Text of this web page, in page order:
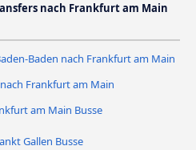
nach Frankfurt am Main
Baden nach Frankfurt am Main
Frankfurt am Main
am Main Busse
Gallen Busse